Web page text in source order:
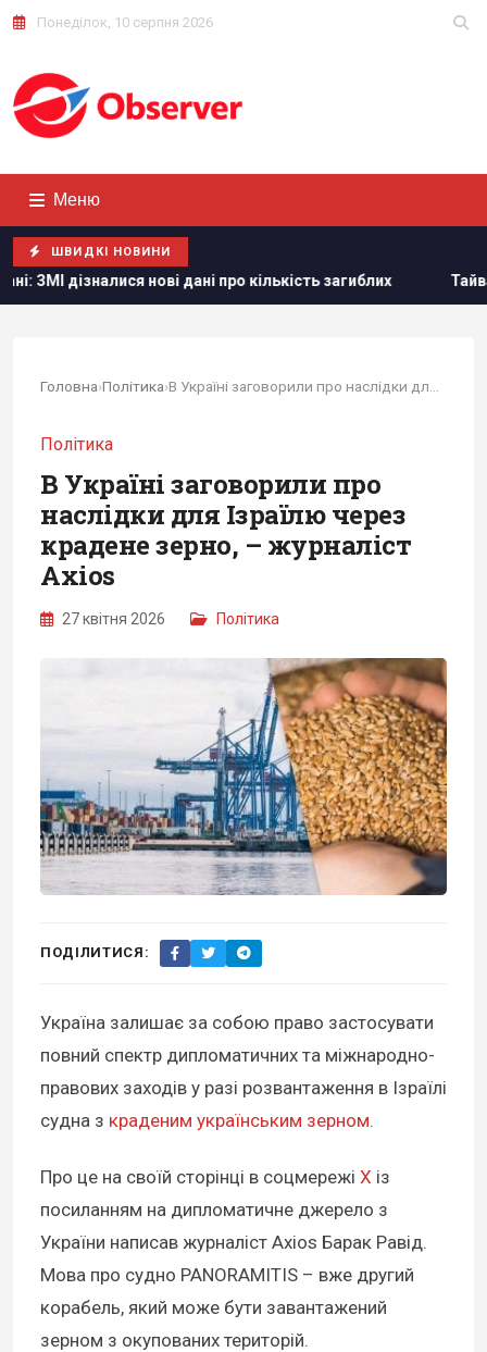
Понеділок, 10 серпня 2026
Меню
ШВИДКІ НОВИНИ
про кількість загиблих Тайвань показав під час
Головна›Політика›
Політика
В Україні заговорили про
наслідки для Ізраїлю через
крадене зерно, – журналіст
Axios
27 квітня 2026 Політика
ПОДІЛИТИСЯ:
Україна залишає за собою право застосувати
повний спектр дипломатичних та міжнародно-
правових заходів у разі розвантаження в Ізраїлі
судна з краденим українським зерном.
Про це на своїй сторінці в соцмережі X із
посиланням на дипломатичне джерело з
України написав журналіст Axios Барак Равід.
Мова про судно PANORAMITIS – вже другий
корабель, який може бути завантажений
зерном з окупованих територій.